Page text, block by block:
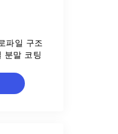
파일 구조
분말 코팅